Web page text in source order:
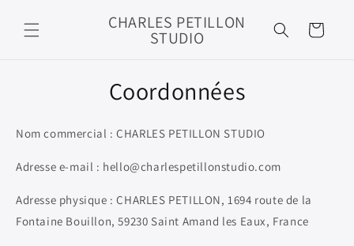
au
CHARLES PETILLON
STUDIO Panier
Coordonnées
Nom commercial : CHARLES PETILLON STUDIO
Adresse e-mail : hello@charlespetillonstudio.com
Adresse physique : CHARLES PETILLON, 1694 route de la
Fontaine Bouillon, 59230 Saint Amand les Eaux, France